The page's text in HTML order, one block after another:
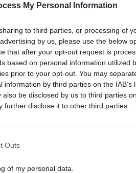
My Personal Information
to third parties, or processing of
by us, please use the below
that after your opt-out request is
based on personal information utilized
prior to your opt-out. You may
by third parties on the IAB’s
be disclosed by us to third parties
further disclose it to other third parties.
Outs
of my personal data.
op Vojvodina
Meis door de jaren heen
in Europa
met Jong Ajax"
met rode kaart in WK-finale